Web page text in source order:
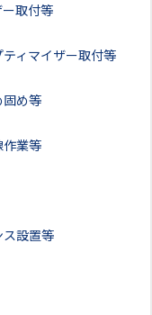
ー取付等
ティマイザー取付等
固め等
作業等
ス設置等